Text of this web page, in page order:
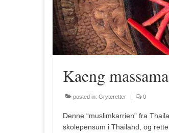
Kaeng
posted in: Gryteretter | 0
Denne “muslimkarrien” fra
skolepensum i Thailand, og